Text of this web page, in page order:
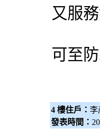
又服
可至
4 樓住戶： 李
發表時間：